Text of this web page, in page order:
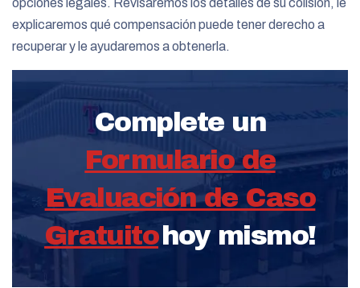
explicaremos qué compensación puede tener derecho a
recuperar y le ayudaremos a obtenerla.
Complete un
Formulario de
Evaluación de Caso
Gratuitohoy mismo!